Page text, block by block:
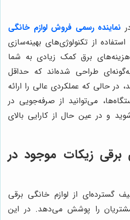
نماینده رسمی فروش لوازم خانگی
از تکنولوژی‌های بهینه‌سازی
برق کمک زیادی به شما
طراحی شده‌اند که حداقل
در حالی که عملکردی عالی را ارائه
می‌توانید از صرفه‌جویی در
و در عین حال از کارایی بالای
برقی زیکات موجود در
گسترده‌ای از لوازم خانگی برقی
را پوشش می‌دهد. در این